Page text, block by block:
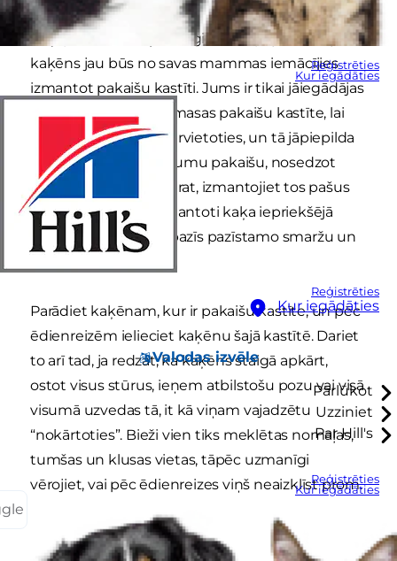
Reģistrēties
Kur iegādāties
Reģistrēties
Kur iegādāties
Valodas izvēle
Pārlūkot
Uzziniet
Par Hill's
Reģistrēties
Kur iegādāties
Kaķi pēc dabas ir ļoti tīrīgi, un, iespējams, ka jūsu
kaķēns jau būs no savas mammas iemācījies
izmantot pakaišu kastīti. Jums ir tikai jāiegādājas
pietiekami liela plastmasas pakaišu kastīte, lai
kaķēns varētu tajā pārvietoties, un tā jāpiepilda
ar pietiekamu daudzumu pakaišu, nosedzot
kastītes dibenu. Ja varat, izmantojiet tos pašus
pakaišus, kas tika izmantoti kaķa iepriekšējā
mājoklī, jo kaķēns atpazīs pazīstamo smaržu un
Parādiet kaķēnam, kur ir pakaišu kastīte, un pēc
ēdienreizēm ielieciet kaķēnu šajā kastītē. Dariet
to arī tad, ja redzat, ka kaķēns staigā apkārt,
ostot visus stūrus, ieņem atbilstošu pozu vai visā
visumā uzvedas tā, it kā viņam vajadzētu
“nokārtoties”. Bieži vien tiks meklētas nomaļas,
tumšas un klusas vietas, tāpēc uzmanīgi
vērojiet, vai pēc ēdienreizes viņš neaizklīst prom.